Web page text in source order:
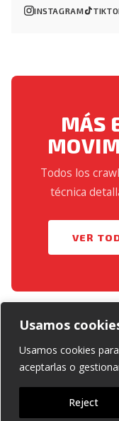
Usamos
Usamos cookies
aceptarlas o
Reject
INSTAGRAM
MÁS
Todos los
técnica
VER